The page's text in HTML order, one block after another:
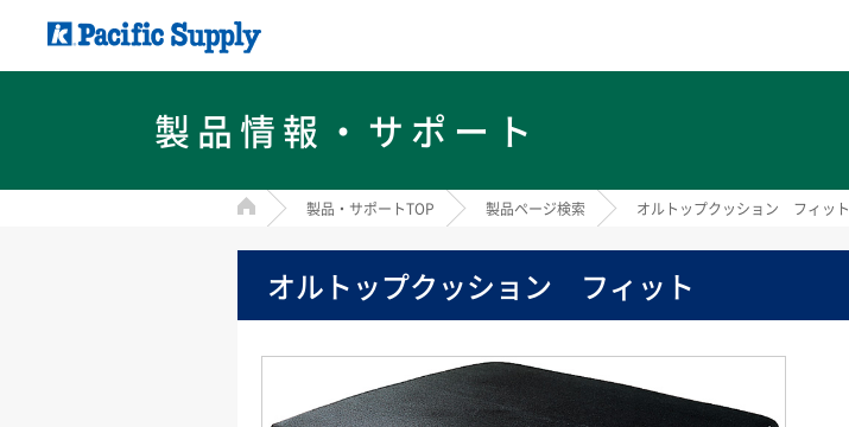
製品情報・サポート
HOME 製品・サポートTOP 製品ページ検索 オルトップクッション フィット
オルトップクッション フィット